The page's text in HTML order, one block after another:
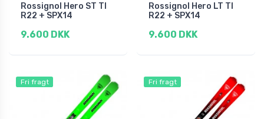
Rossignol Hero ST TI
R22 + SPX14
9.600 DKK
Rossignol Hero LT TI
R22 + SPX14
9.600 DKK
Fri fragt Fri fragt